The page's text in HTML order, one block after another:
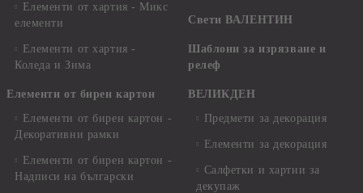
Елементи от хартия - Микс
елементи
Елементи от хартия -
Коледа и Зима
Елементи от бирен картон
Елементи от бирен картон -
Декоративни рамки
Елементи от бирен картон -
Надписи на български
Свети ВАЛЕНТИН
Шаблони за изрязване и
релеф
ВЕЛИКДЕН
Предмети за декорация
Елементи за декорация
Салфетки и хартии за
декупаж